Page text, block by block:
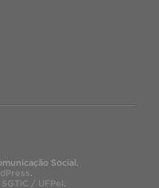
Social.
.
SGTIC / UFPel.